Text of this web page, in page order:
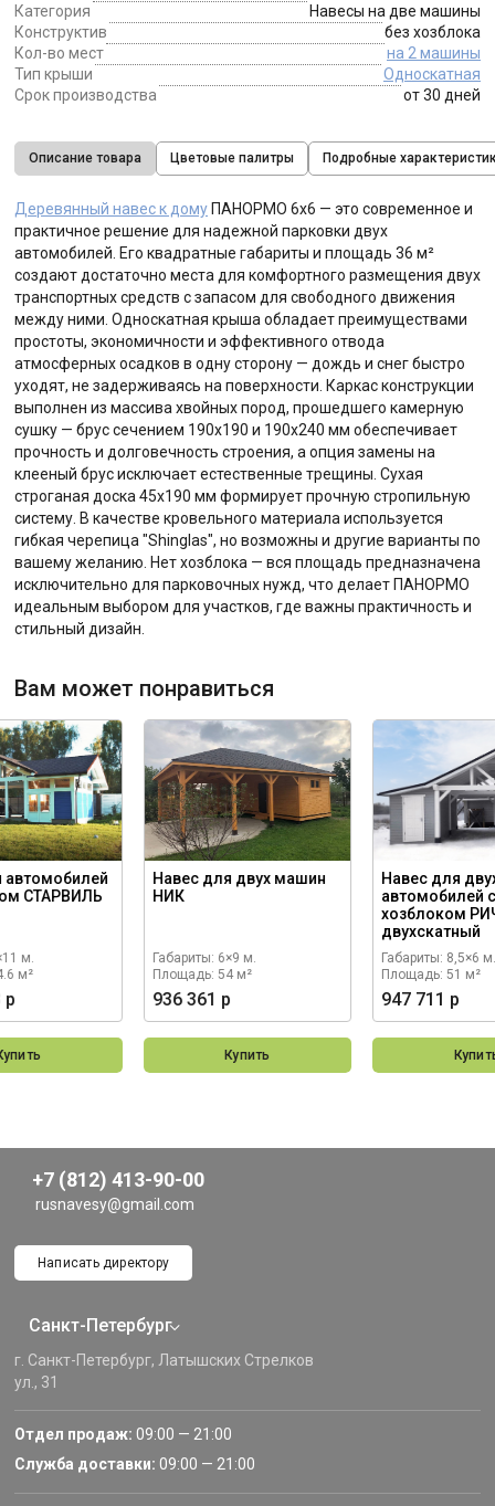
Категория
Навесы на две машины
Конструктив
без хозблока
Кол-во мест
на 2 машины
Тип крыши
Односкатная
Срок производства
от 30 дней
Описание товара Цветовые палитры Подробные
Деревянный навес к дому ПАНОРМО 6х6 — это современное и
практичное решение для надежной парковки двух
автомобилей. Его квадратные габариты и площадь 36 м²
создают достаточно места для комфортного размещения двух
транспортных средств с запасом для свободного движения
между ними. Односкатная крыша обладает преимуществами
простоты, экономичности и эффективного отвода
атмосферных осадков в одну сторону — дождь и снег быстро
уходят, не задерживаясь на поверхности. Каркас конструкции
выполнен из массива хвойных пород, прошедшего камерную
сушку — брус сечением 190х190 и 190х240 мм обеспечивает
прочность и долговечность строения, а опция замены на
клееный брус исключает естественные трещины. Сухая
строганая доска 45х190 мм формирует прочную стропильную
систему. В качестве кровельного материала используется
гибкая черепица "Shinglas", но возможны и другие варианты по
вашему желанию. Нет хозблока — вся площадь предназначена
исключительно для парковочных нужд, что делает ПАНОРМО
идеальным выбором для участков, где важны практичность и
стильный дизайн.
Вам может понравиться
автомобилей
СТАРВИЛЬ
м.
м²
р
Навес для двух машин
НИК
Габариты: 6×9 м.
Площадь: 54 м²
936 361 р
Купить
Навес для
автомобилей
хозблоком
двухскатный
Габариты: 8,5×6
Площадь: 51 м²
947 711 р
+7 (812) 413-90-00
rusnavesy@gmail.com
Написать директору
Санкт-Петербург
г. Санкт-Петербург, Латышских Стрелков
ул., 31
Отдел продаж: 09:00 — 21:00
Служба доставки: 09:00 — 21:00